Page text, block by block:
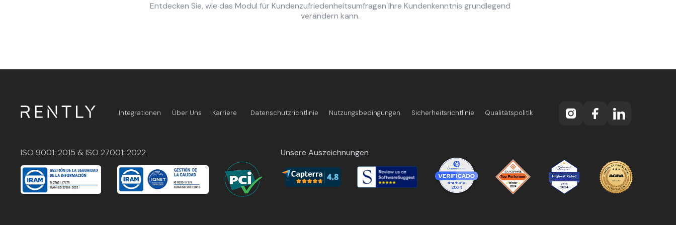
Entdecken Sie, wie das Modul für Kundenzufriedenheitsumfragen Ihre Kundenkenntnis grundlegend
verändern kann.
Integrationen Über Uns Karriere Datenschutzrichtlinie Nutzungsbedingungen Sicherheitsrichtlinie Qualitätspolitik
ISO 9001: 2015 & ISO 27001: 2022 Unsere Auszeichnungen